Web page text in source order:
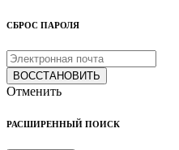
СБРОС ПАРОЛЯ
ВОССТАНОВИТЬ
Отменить
РАСШИРЕННЫЙ ПОИСК